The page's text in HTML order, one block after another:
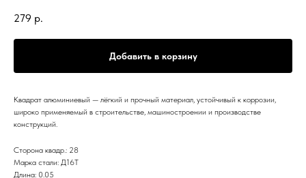
279 р.
Добавить в корзину
Квадрат алюминиевый — лёгкий и прочный материал, устойчивый к коррозии,
широко применяемый в строительстве, машиностроении и производстве
конструкций.
Сторона квадр.: 28
Марка стали: Д16Т
Длина: 0.05